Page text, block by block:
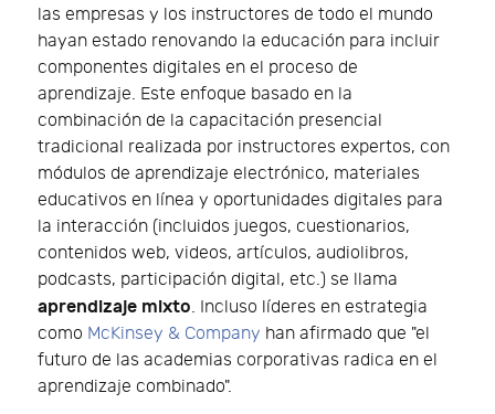
las empresas y los instructores de todo el mundo
hayan estado renovando la educación para incluir
componentes digitales en el proceso de
aprendizaje. Este enfoque basado en la
combinación de la capacitación presencial
tradicional realizada por instructores expertos, con
módulos de aprendizaje electrónico, materiales
educativos en línea y oportunidades digitales para
la interacción (incluidos juegos, cuestionarios,
contenidos web, videos, artículos, audiolibros,
podcasts, participación digital, etc.) se llama
aprendizaje mixto. Incluso líderes en estrategia
como McKinsey & Company han afirmado que "el
futuro de las academias corporativas radica en el
aprendizaje combinado".